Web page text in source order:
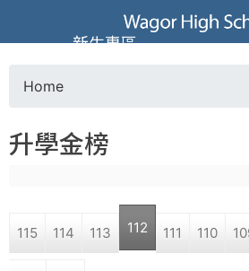
Jump to
葳
格
高
學
o
a
Home
升學金榜
115 114 113 112 111 110
新生專區